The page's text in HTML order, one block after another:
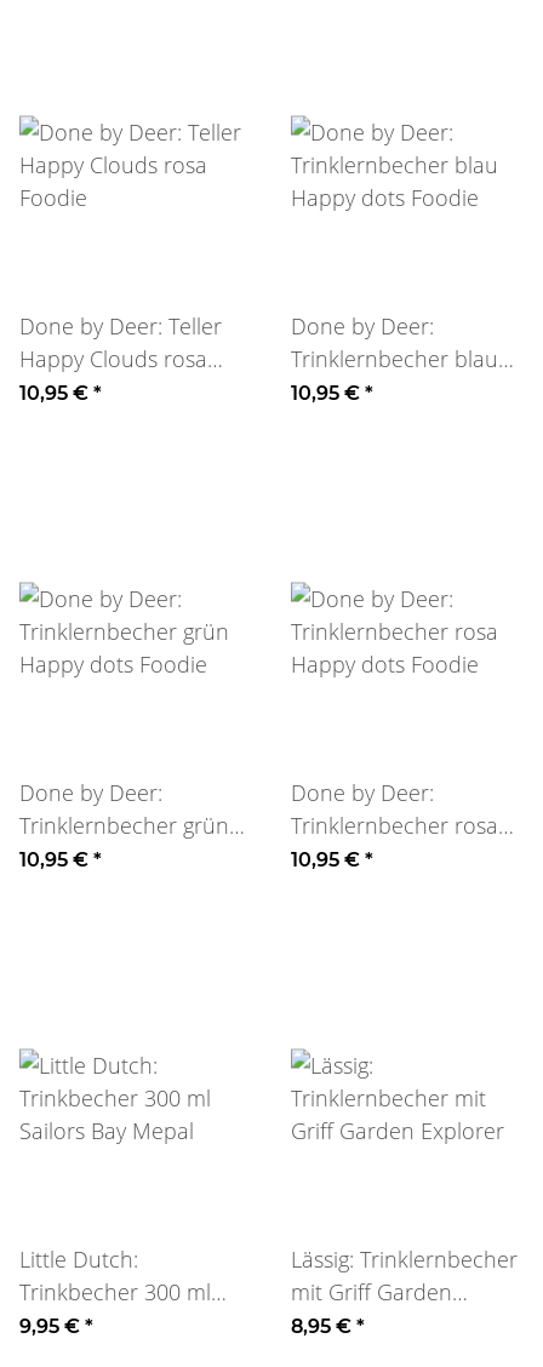
Done by Deer: Teller
Happy Clouds rosa
Foodie
10,95 € *
Done by Deer:
Trinklernbecher blau
Happy dots Foodie
10,95 € *
Done by Deer:
Trinklernbecher grün
Happy dots Foodie
10,95 € *
Done by Deer:
Trinklernbecher rosa
Happy dots Foodie
10,95 € *
Little Dutch:
Trinkbecher 300 ml
Sailors Bay Mepal
9,95 € *
Lässig: Trinklernbecher
mit Griff Garden
Explorer
8,95 € *